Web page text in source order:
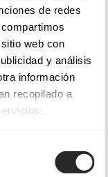
de redes
web con
y análisis
información
recopilado a
con diseños
diversos tamaños
la feminidad de la